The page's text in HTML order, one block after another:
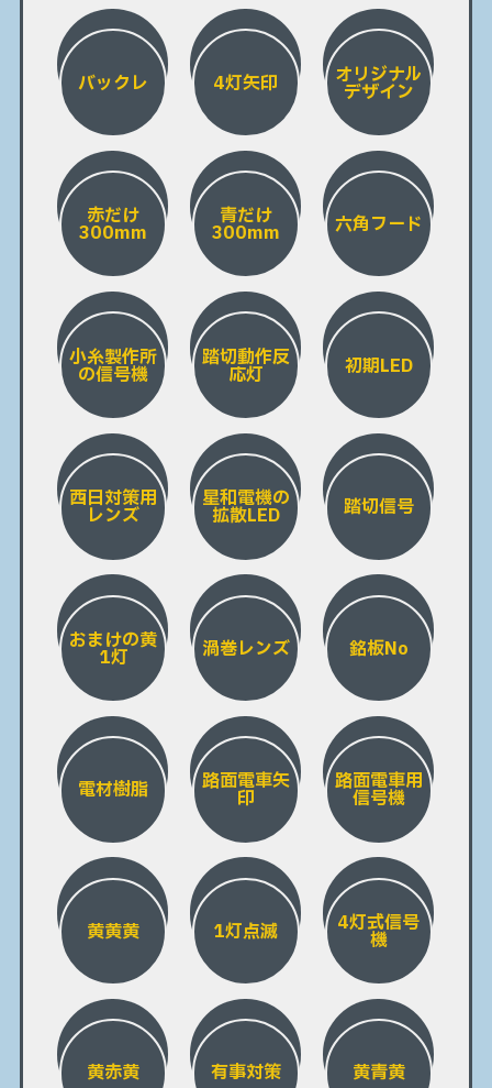
バックレ 4灯矢印 オリジナル
デザイン
赤だけ
300mm
青だけ
300mm 六角フード
小糸製作所
の信号機
踏切動作反
応灯 初期LED
西日対策用
レンズ
星和電機の
拡散LED 踏切信号
おまけの黄
1灯 渦巻レンズ 銘板No
電材樹脂 路面電車矢
印
路面電車用
信号機
黄黄黄 1灯点滅 4灯式信号
機
黄赤黄 有事対策 黄青黄